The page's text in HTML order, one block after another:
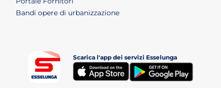
Bandi opere di urbanizzazione
Scarica l'app dei servizi Esselunga
(apri in un nuovo tab)
(apri